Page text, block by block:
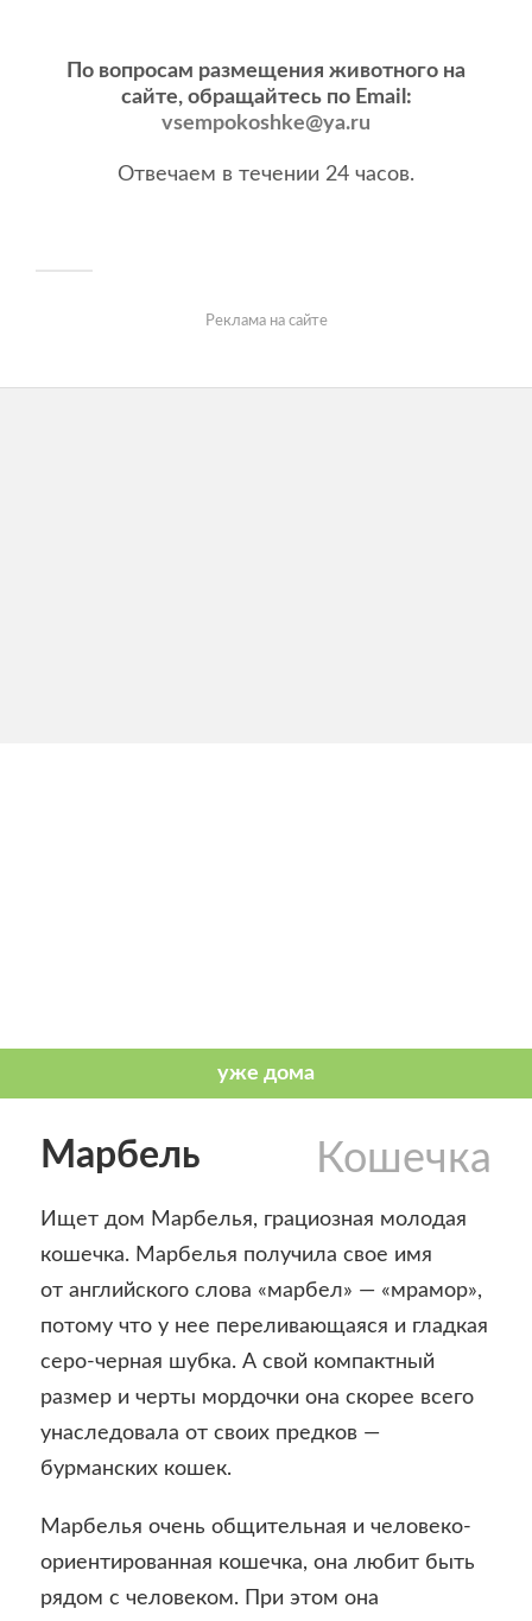
По вопросам размещения животного на
сайте, обращайтесь по Email:
vsempokoshke@ya.ru
Отвечаем в течении 24 часов.
Реклама на сайте
Кошечка
Марбель
Ищет дом Марбелья, грациозная молодая
кошечка. Марбелья получила свое имя
от английского слова «марбел» — «мрамор»,
потому что у нее переливающаяся и гладкая
серо-черная шубка. А свой компактный
размер и черты мордочки она скорее всего
унаследовала от своих предков —
бурманских кошек.
Марбелья очень общительная и человеко-
ориентированная кошечка, она любит быть
рядом с человеком. При этом она